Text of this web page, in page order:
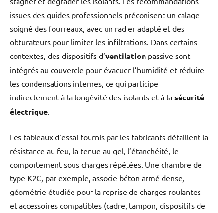
issues des guides professionnels préconisent un calage
soigné des fourreaux, avec un radier adapté et des
obturateurs pour limiter les infiltrations. Dans certains
contextes, des dispositifs d’ventilation passive sont
intégrés au couvercle pour évacuer l’humidité et réduire
les condensations internes, ce qui participe
indirectement à la longévité des isolants et à la sécurité
électrique
Les tableaux d’essai fournis par les fabricants détaillent la
résistance au feu, la tenue au gel, l’étanchéité, le
comportement sous charges répétées. Une chambre de
type K2C, par exemple, associe béton armé dense,
géométrie étudiée pour la reprise de charges roulantes
et accessoires compatibles (cadre, tampon, dispositifs de